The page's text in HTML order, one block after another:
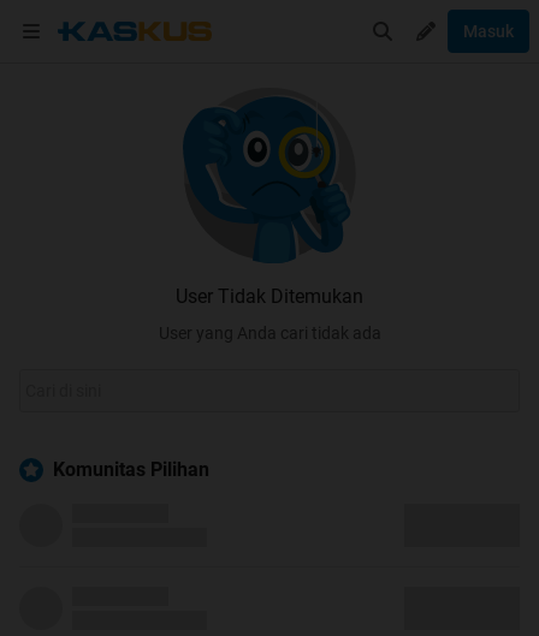
Masuk
User Tidak Ditemukan
User yang Anda cari tidak ada
Komunitas Pilihan